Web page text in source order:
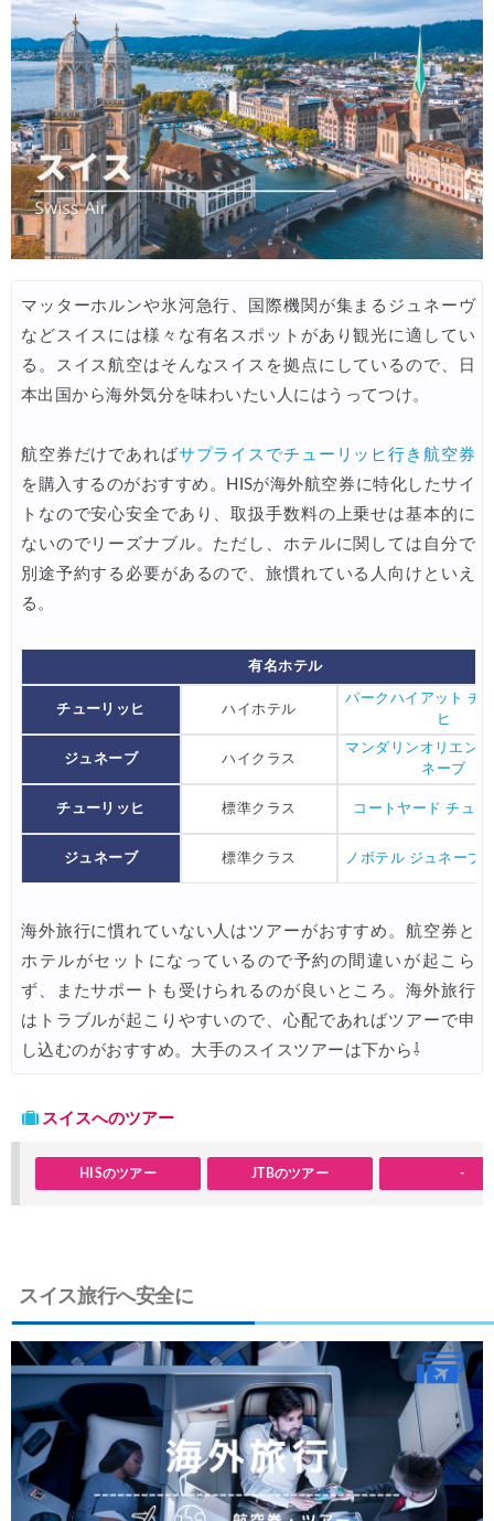
04/20 Trip.com) ベトナム旅行 最大50%OFFセール
04/20 Trip.com) ベトナム航空 10%OFFクーポン
04/20 Trip.com) ホテル 最大2,500円OFFクーポン
04/20 Trip.com) 海外航空券 最大2,500円OFFクーポン
04/20 Trip.com) 海外航空券+ホテル 最大5,000円OFFクーポン
04/15 HIS) 海外ツアー緊急タイムセール
04/13 Trip.com) 海外航空券+ホテル 最大5,000円OFFクーポン
04/13 Trip.com) ホテル 最大2,500円OFFクーポン
04/13 Trip.com) 海外航空券 最大2,500円OFFクーポン
04/11 JTB) 海外ツアータイムセール
04/09 サプライス) 海外航空券 3,000円OFFクーポン
HIS) 海外航空券(ヨーロッパ) 2,000円OFFクーポン
楽天トラベル) ホテル＋10％キャンペーン
エアトリ) 海外航空券+ホテル 最大30,000円OFFクーポン
04/01 エアトリ) 海外航空券 最大10,000円OFFクーポン
04/01 JTB) チャイナエアライン便(航空券+ホテル) 最大20,000円OFFクー
04/01 JTB) エバー航空便(航空券+ホテル) 最大20,000円OFFクー
04/01 JTB) シンガポール航空便(航空券+ホテル) 最大20,000円OFFクー
04/01 JTB) ベトナム航空便(航空券+ホテル) 最大20,000円OFFク
Trip.com) 航空券＋ホテル 最大5,000円OFFクーポン
03/26 サプライス) 海外航空券 3,000円OFFクーポン
03/26 HIS) 海外航空券(東アジア) 2,000円OFFクーポン
03/25 Trip.com) 海外航空券 アジア行き6,900円~
03/23 Trip.com) 航空券＋ホテル 最大5,000円OFFクーポン
03/23 Trip.com) 海外航空券 最大2,500円OFFクーポン
03/19 HIS) オーストラリア・リゾート航空券 2,000円OFFクーポ
マッターホルンや氷河急行、国際機関が集まるジュネーヴ
などスイスには様々な有名スポットがあり観光に適してい
る。スイス航空はそんなスイスを拠点にしているので、日
本出国から海外気分を味わいたい人にはうってつけ。
航空券だけであればサプライスでチューリッヒ行き航空券
を購入するのがおすすめ。HISが海外航空券に特化したサイ
トなので安心安全であり、取扱手数料の上乗せは基本的に
ないのでリーズナブル。ただし、ホテルに関しては自分で
別途予約する必要があるので、旅慣れている人向けといえ
る。
有名ホテル
チューリッヒ ハイホテル
パークハイアット チ
ヒ
ジュネーブ ハイクラス
マンダリンオリエン
ネーブ
チューリッヒ 標準クラス コートヤード チュー
ジュネーブ 標準クラス ノボテル ジュネーブ
海外旅行に慣れていない人はツアーがおすすめ。航空券と
ホテルがセットになっているので予約の間違いが起こら
ず、またサポートも受けられるのが良いところ。海外旅行
はトラブルが起こりやすいので、心配であればツアーで申
し込むのがおすすめ。大手のスイスツアーは下から⇩
スイスへのツアー
HISのツアー JTBのツアー -
スイス旅行へ安全に